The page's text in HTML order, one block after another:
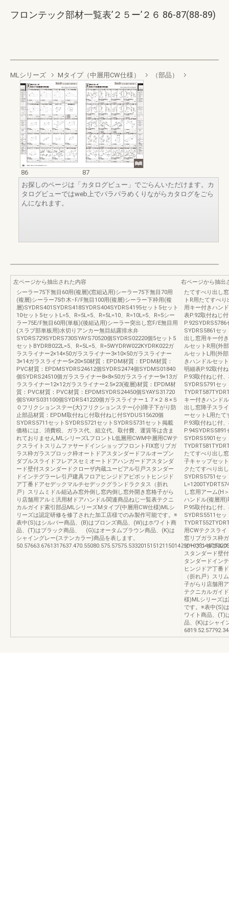
フロンテック部材一覧表’２５ー’２６ 86-87(88-89)
MLシリーズ Mタイプ（中層用CW仕様） （部品）
86
87
お探しのページは「カタログビュー」でごらんいただけます。カ
タログビューではweb上でパラパラめくりながらカタログをごら
んになれます。
左ページから抽出された内容
シーラー75下無目60用(複層)(窓組込用)シーラー75下無目70用
(複層)シーラー75巾木･F/F無目100用(複層)シーラー下枠用(複
層)SYDRS401SYDRS418SYDRS404SYDRS4195セット5セット
10セット5セットL=5、R=5L=5、R=5L=10、R=10L=5、R=5シー
ラー75E/F無目60用(単板)(後組込用)シーラー突出し窓F/E無目用
(スラブ部単板用)水切りアンカー無目結露排水弁
SYDRS729SYDRS730SYAYS70520個SYDRS02220個5セット5
セットBYDRB022L=5、R=5L=5、R=5WYDRW022KYDRK022ガ
ラスライナー2×14×50ガラスライナー3×10×50ガラスライナー
3×14ガラスライナー5×20×50材質：EPDM材質：EPDM材質：
PVC材質：EPDMSYDRS24612個SYDRS2474個SYDMS01840
個SYDRS24510個ガラスライナー8×8×50ガラスライナー9×13ガ
ラスライナー12×12ガラスライナー2.5×23(複層)材質：EPDM材
質：PVC材質：PVC材質：EPDMSYDRS24450個SYAYS31720
個SYAYS031100個SYDRS41220個ガラスライナー１７×２８×５
０フリクションステー(大)フリクションステー(小)障子下がり防
止部品材質：EPDM取付ねじ付取付ねじ付SYDUS15620個
SYDRS5711セットSYDRS5721セットSYDRS5731セット掲載
価格には、消費税、ガラス代、組立代、取付費、運賃等は含ま
れておりませんMLシリーズLフロントL低層用CWM中層用CWテ
クスライトスリムファサードインショップフロントFIX窓リブガ
ラス枠ガラスブロック枠オートドアスタンダードフルオープン
ダブルスライドフレアスセミオートドアハンガードアスタンダ
ード壁付スタンダードクローザ内蔵ユービアル引戸スタンダー
ドインテグラーレ引戸建具フロアヒンジドアピボットヒンジド
ア丁番ドアセデックマルチセデックグランドラクタス（折れ
戸）スリムミドル組込み窓外倒し窓内倒し窓外開き窓格子がら
り店舗用アルミ汎用材ドアハンドル関連商品ねじ一覧表テクニ
カルガイド索引部品MLシリーズMタイプ(中層用CW仕様)MLシ
リーズは認定研修を修了された加工店様でのみ製作可能です。※
表中(S)はシルバー商品、(B)はブロンズ商品、(W)はホワイト商
品、(T)はブラック商品、 (G)はオータムブラウン商品、(K)は
シャイングレー(ステンカラー)商品を表します。
右ページから抽出
たてすべり出し
トR用たてすべ
用キー付きハン
表P.92取付ねじ
SYDRS5861セッ
出し窓用キー付
ルセットR用(外
ルセットL用(外
きハンドルセッ
明細表P.92取付
P.93取付ねじ付
SYDRS5791セ
キー付きハンド
出し窓障子スラ
ーセットL用たて
P.93取付ねじ付
SYDRS5901セッ
たてすべり出し
子キャップセッ
クたてすべり出
SYDRS5751セ
し窓用アーム(H
ハンドル(複層用
P.95取付ねじ付
SYDRS5511セ
用CWテクスラ
窓リブガラス枠
オープンダブル
スタンダード壁
タンダードイン
ヒンジドア丁番
（折れ戸）スリ
子がらり店舗用
テクニカルガイ
様)MLシリーズ
です。※表中(S)
ワイト商品、(T)
品、(K)はシャイ